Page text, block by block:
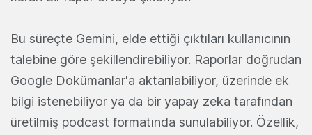
Bu süreçte Gemini, elde ettiği çıktıları kullanıcının
talebine göre şekillendirebiliyor. Raporlar doğrudan
Google Dokümanlar'a aktarılabiliyor, üzerinde ek
bilgi istenebiliyor ya da bir yapay zeka tarafından
üretilmiş podcast formatında sunulabiliyor. Özellik,